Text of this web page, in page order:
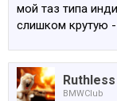
мой таз типа
слишком крутую
Ruthless
BMWClub